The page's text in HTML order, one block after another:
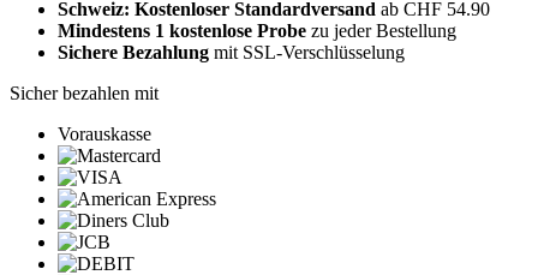
Schweiz: Kostenloser Standardversand ab CHF 54.90
Mindestens 1 kostenlose Probe zu jeder Bestellung
Sichere Bezahlung mit SSL-Verschlüsselung
Sicher bezahlen mit
Vorauskasse